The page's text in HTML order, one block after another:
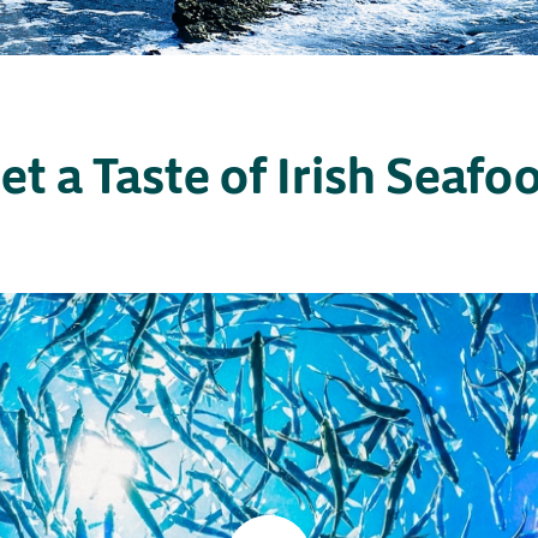
a Taste of Irish